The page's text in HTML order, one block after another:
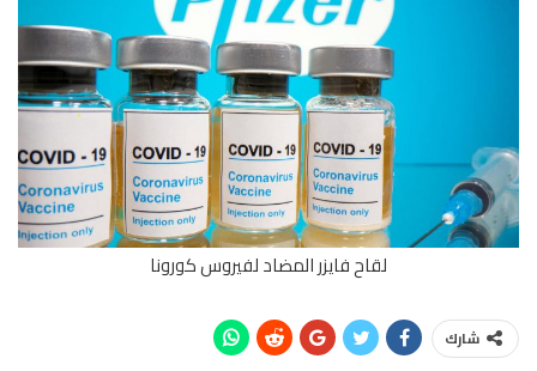
لقاح فايزر المضاد لفيروس كورونا
شارك